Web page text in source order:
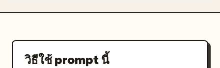
วิธีใช้ prompt นี้